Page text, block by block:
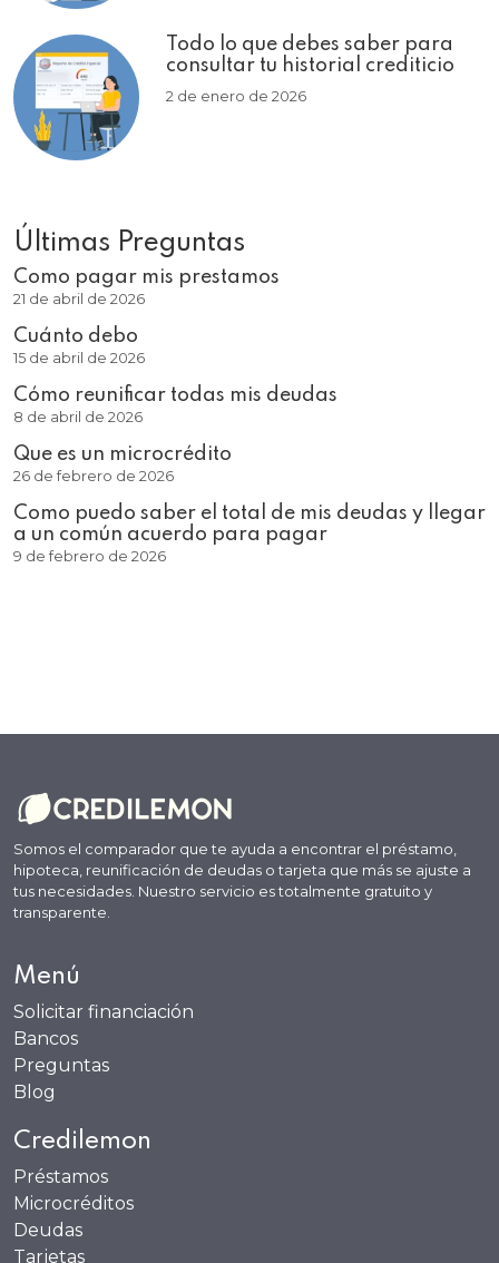
Todo lo que debes saber para
consultar tu historial crediticio
2 de enero de 2026
Últimas Preguntas
Como pagar mis prestamos
21 de abril de 2026
Cuánto debo
15 de abril de 2026
Cómo reunificar todas mis deudas
8 de abril de 2026
Que es un microcrédito
26 de febrero de 2026
Como puedo saber el total de mis deudas y llegar
a un común acuerdo para pagar
9 de febrero de 2026
Somos el comparador que te ayuda a encontrar el préstamo,
hipoteca, reunificación de deudas o tarjeta que más se ajuste a
tus necesidades. Nuestro servicio es totalmente gratuito y
transparente.
Menú
Solicitar financiación
Bancos
Preguntas
Blog
Credilemon
Préstamos
Microcréditos
Deudas
Tarjetas